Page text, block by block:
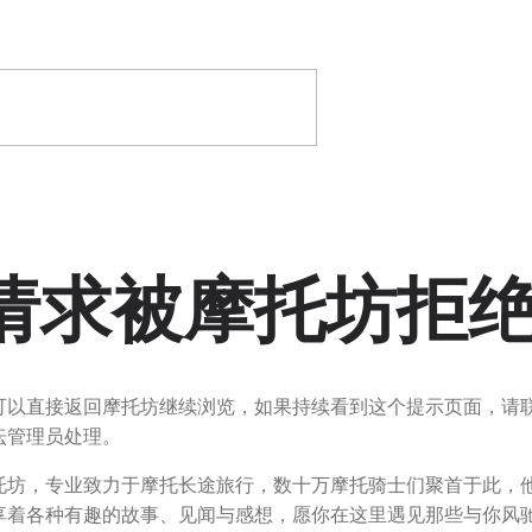
求被摩托坊拒
以直接返回摩托坊继续浏览，如果持续看到这个提示页面，请
理员处理。
坊，专业致力于摩托长途旅行，数十万摩托骑士们聚首于此，
着各种有趣的故事、见闻与感想，愿你在这里遇见那些与你风